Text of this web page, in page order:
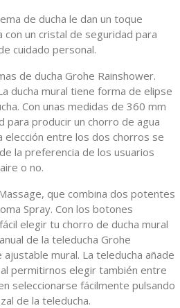
de ducha le dan un toque
un cristal de seguridad para
cuidado personal.
de ducha Grohe Rainshower.
ducha mural tiene forma de elipse
Con unas medidas de 360 mm
para producir un chorro de agua
elección entre los dos chorros se
la preferencia de los usuarios
o no.
que combina dos potentes
Spray. Con los botones
elegir tu chorro de ducha mural
de la teleducha Grohe
mural. La teleducha añade
permitirnos elegir también entre
seleccionarse fácilmente pulsando
de la teleducha.